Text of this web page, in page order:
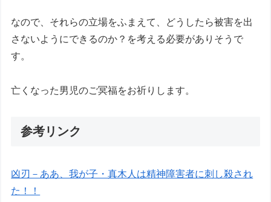
なので、それらの立場をふまえて、どうしたら被害を出
さないようにできるのか？を考える必要がありそうで
す。
亡くなった男児のご冥福をお祈りします。
参考リンク
凶刃－ああ、我が子・真木人は精神障害者に刺し殺され
た！！